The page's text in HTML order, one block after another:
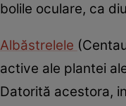
bolile oculare, ca
Albăstrelele
active ale plantei
Datorită acestora,